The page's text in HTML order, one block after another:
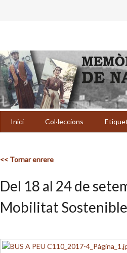
Inici Col·leccions
<< Tornar enrere
Del 18 al 24 de
Mobilitat Sostenible